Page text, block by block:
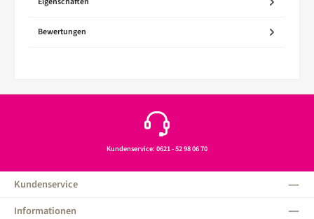
Bewertungen
Kundenservice: 0621 - 52 98 06 70
Kundenservice
Informationen